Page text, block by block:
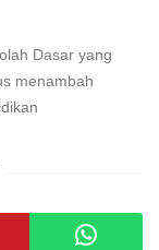
Dasar yang
menambah